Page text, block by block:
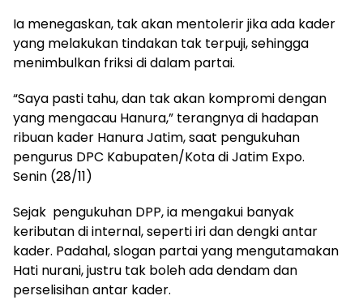
Ia menegaskan, tak akan mentolerir jika ada kader
yang melakukan tindakan tak terpuji, sehingga
menimbulkan friksi di dalam partai.
“Saya pasti tahu, dan tak akan kompromi dengan
yang mengacau Hanura,” terangnya di hadapan
ribuan kader Hanura Jatim, saat pengukuhan
pengurus DPC Kabupaten/Kota di Jatim Expo.
Senin (28/11)
Sejak pengukuhan DPP, ia mengakui banyak
keributan di internal, seperti iri dan dengki antar
kader. Padahal, slogan partai yang mengutamakan
Hati nurani, justru tak boleh ada dendam dan
perselisihan antar kader.